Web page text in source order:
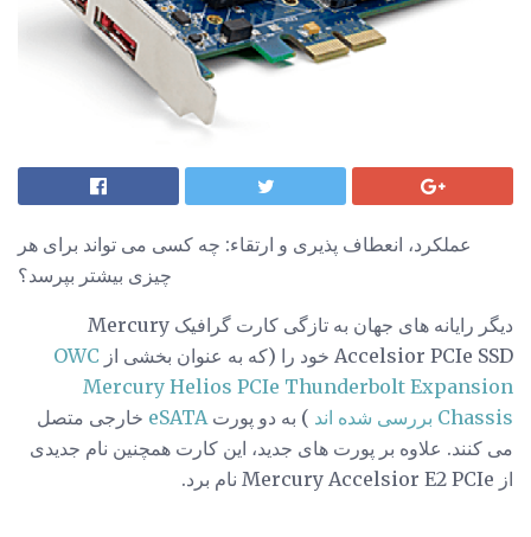
عملکرد، انعطاف پذیری و ارتقاء: چه کسی می تواند برای هر
چیزی بیشتر بپرسد؟
دیگر رایانه های جهان به تازگی کارت گرافیک Mercury
Accelsior PCIe SSD خود را (که به عنوان بخشی از
OWC
Mercury Helios PCIe Thunderbolt Expansion
Chassis بررسی شده اند
) به دو پورت eSATA خارجی متصل
می کنند. علاوه بر پورت های جدید، این کارت همچنین نام جدیدی
از Mercury Accelsior E2 PCIe نام برد.